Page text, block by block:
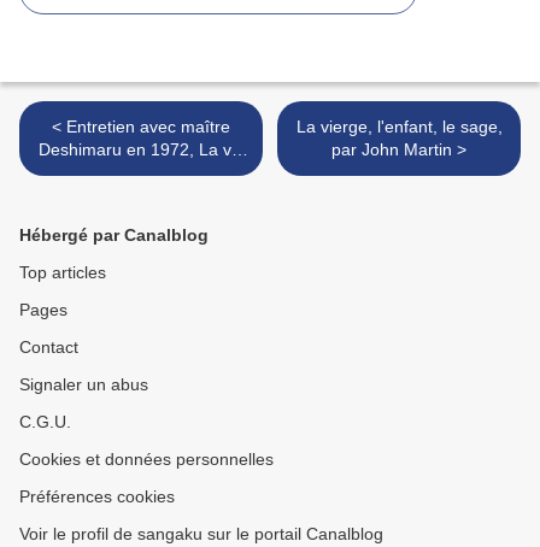
< Entretien avec maître
Deshimaru en 1972, La vie
spirituelle
La vierge, l'enfant, le sage,
par John Martin >
Hébergé par Canalblog
Top articles
Pages
Contact
Signaler un abus
C.G.U.
Cookies et données personnelles
Préférences cookies
Voir le profil de sangaku sur le portail Canalblog